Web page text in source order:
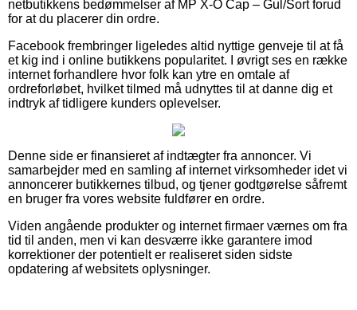
netbutikkens bedømmelser af MP X-O Cap – Gul/Sort forud
for at du placerer din ordre.
Facebook frembringer ligeledes altid nyttige genveje til at få
et kig ind i online butikkens popularitet. I øvrigt ses en række
internet forhandlere hvor folk kan ytre en omtale af
ordreforløbet, hvilket tilmed må udnyttes til at danne dig et
indtryk af tidligere kunders oplevelser.
Denne side er finansieret af indtægter fra annoncer. Vi
samarbejder med en samling af internet virksomheder idet vi
annoncerer butikkernes tilbud, og tjener godtgørelse såfremt
en bruger fra vores website fuldfører en ordre.
Viden angående produkter og internet firmaer værnes om fra
tid til anden, men vi kan desværre ikke garantere imod
korrektioner der potentielt er realiseret siden sidste
opdatering af websitets oplysninger.